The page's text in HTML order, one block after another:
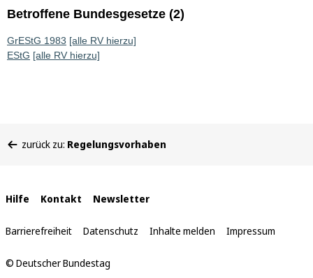
Betroffene Bundesgesetze (2)
GrEStG 1983 [alle RV hierzu]
EStG [alle RV hierzu]
befinden
zurück zu: Regelungsvorhaben
Interne
Links
Hilfe Kontakt Newsletter
Barrierefreiheit Datenschutz Inhalte melden Impressum
© Deutscher Bundestag